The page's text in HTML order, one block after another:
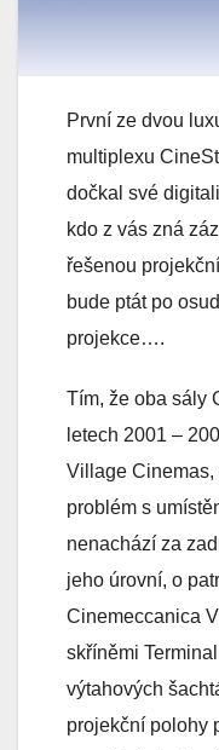
První ze dvou
multiplexu
dočkal své
kdo z vás zná
řešenou
bude ptát po
projekce….
Tím, že oba sály
letech 2001 –
Village Cinemas,
problém s
nenachází za
jeho úrovní, o
Cinemeccanica
skříněmi
výtahových
projekční polohy